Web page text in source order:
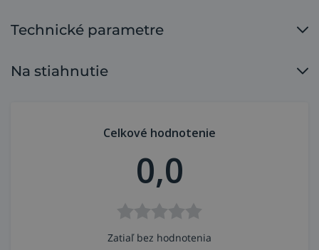
Technické parametre
Na stiahnutie
Celkové hodnotenie
0,0
Zatiaľ bez hodnotenia